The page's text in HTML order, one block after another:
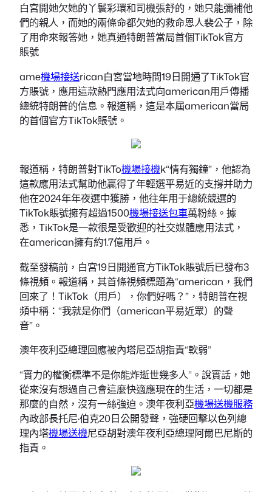
白宮開她欠她的丫鬟彩環和司機張舒的，她只能彌補他
們的親人，而她的兩條命都欠她的救命恩人裴公子，除
了用命來報答她，她真通特朗普當局首個TikTok官方
賬號
ame機場接送rican白宮當地時間19日開通了TikTok官
方賬號，應用這款熱門應用法式向american用戶傳播
總統特朗普的信息。報道稱，這是本屆american當局
的首個官方TikTok賬號。
報道稱，特朗普對TikTo機場接機k“情有獨鐘”，他認為
這款應用法式幫助他贏得了年輕選平易近的支撐并助力
他在2024年年夜選中獲勝，他往年用于總統競選的
TikTok賬號擁有超過1500機場接送包車萬粉絲。據
悉，TikTok是一款很是受歡迎的社交媒體應用法式，
在american擁有約1.7億用戶。
截至發稿前，白宮19日開通官方TikTok賬號后已發布3
條視頻。報道稱，其首條視頻標題為“american，我們
回來了！TikTok（用戶），你們好嗎？”，特朗普在視
頻中稱：“我就是你們（american平易近眾）的聲
音”。
澳年夜利亞總理回應被內塔尼亞胡指責“軟弱”
“實力的權衡標準不是你能炸逝世幾多人”。說實話，她
從來沒有想過自己會這麼快適應現在的生活，一切都是
那麼的自然，沒有一絲強迫。澳年夜利亞機場送機服務
內政部長托尼·伯克20日公開發聲，強硬回擊以色列總
理內塔機場送機尼亞胡對澳年夜利亞總理阿爾巴尼斯的
指責。